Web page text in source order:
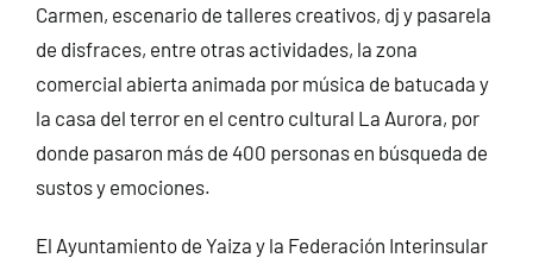
Carmen, escenario de talleres creativos, dj y pasarela
de disfraces, entre otras actividades, la zona
comercial abierta animada por música de batucada y
la casa del terror en el centro cultural La Aurora, por
donde pasaron más de 400 personas en búsqueda de
sustos y emociones.
El Ayuntamiento de Yaiza y la Federación Interinsular